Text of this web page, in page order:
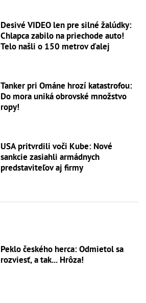
Desivé VIDEO len pre silné žalúdky:
Chlapca zabilo na priechode auto!
Telo našli o 150 metrov ďalej
Tanker pri Ománe hrozí katastrofou:
Do mora uniká obrovské množstvo
ropy!
USA pritvrdili voči Kube: Nové
sankcie zasiahli armádnych
predstaviteľov aj firmy
Peklo českého herca: Odmietol sa
rozviesť, a tak... Hrôza!